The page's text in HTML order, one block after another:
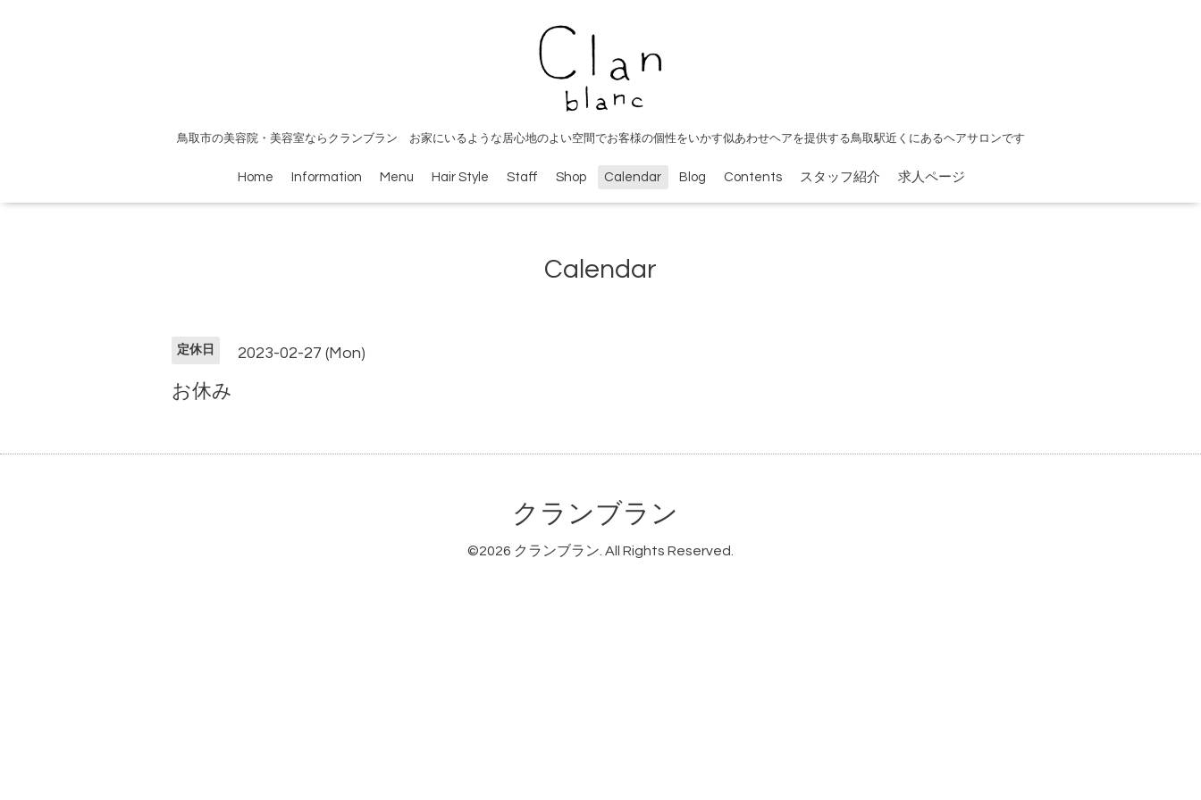
鳥取市の美容院・美容室ならクランブラン お家にいるような居心地のよい空間でお客様の個性をいかす似あわせヘアを提供する鳥取駅近くにあるヘアサロンです
Home Information Menu Hair Style Staff Shop Calendar Blog Contents スタッフ紹介 求人ページ
Calendar
定休日 2023-02-27 (Mon)
お休み
クランブラン
©2026 クランブラン. All Rights Reserved.